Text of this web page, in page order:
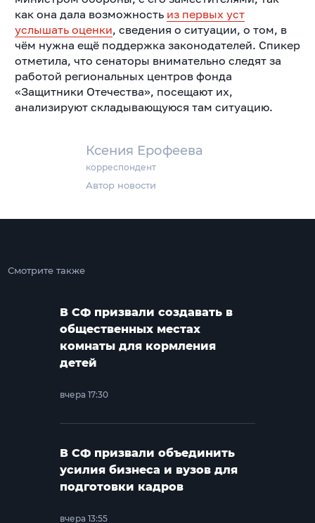
Ксения Ерофеева
корреспондент
Автор новости
как она дала возможность из первых уст
услышать оценки, сведения о ситуации, о том, в
чём нужна ещё поддержка законодателей. Спикер
отметила, что сенаторы внимательно следят за
работой региональных центров фонда
«Защитники Отечества», посещают их,
анализируют складывающуюся там ситуацию.
Смотрите также
В СФ призвали создавать в
общественных местах
комнаты для кормления
детей
вчера 17:30
В СФ призвали объединить
усилия бизнеса и вузов для
подготовки кадров
вчера 13:55